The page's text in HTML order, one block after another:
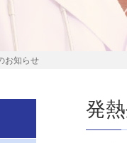
お知らせ
発